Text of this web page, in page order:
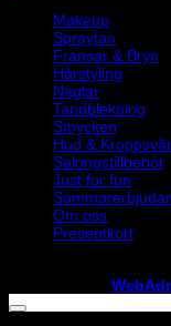
Makeup
Spraytan
Fransar & Bryn
Hårstyling
Naglar
Tandblekning
Smycken
Hud &
Salongstillbehör
Just for fun
Om oss
Presentkort